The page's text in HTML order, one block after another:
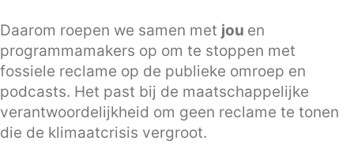
Daarom roepen we samen met jou en
programmamakers op om te stoppen met
fossiele reclame op de publieke omroep en
podcasts. Het past bij de maatschappelijke
verantwoordelijkheid om geen reclame te tonen
die de klimaatcrisis vergroot.